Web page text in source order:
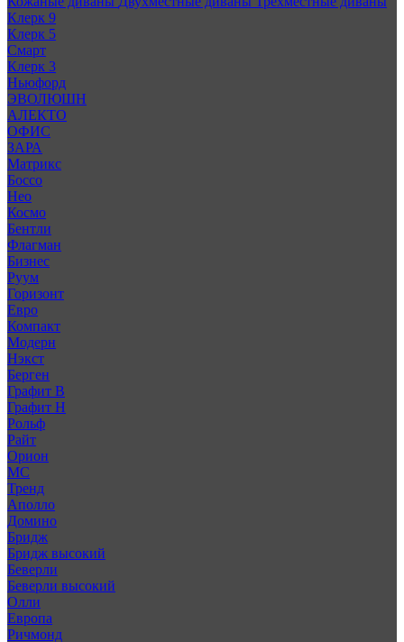
Клерк 9
Клерк 5
Смарт
Клерк 3
Ньюфорд
ЭВОЛЮШН
АЛЕКТО
ОФИС
ЗАРА
Матрикс
Боссо
Нео
Космо
Бентли
Флагман
Бизнес
Руум
Горизонт
Евро
Компакт
Модерн
Нэкст
Берген
Графит В
Графит Н
Рольф
Райт
Орион
МС
Тренд
Аполло
Домино
Бридж
Бридж высокий
Беверли
Беверли высокий
Олли
Европа
Ричмонд